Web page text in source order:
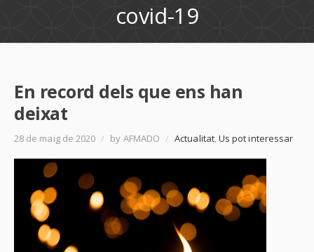
covid-19
En record dels que ens han
deixat
28 de maig de 2020 / by AFMADO / Actualitat,Us pot interessar